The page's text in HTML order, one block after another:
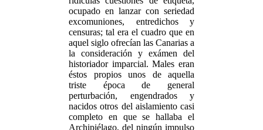
ocupado en lanzar con seriedad
excomuniones, entredichos y
censuras; tal era el cuadro que en
aquel siglo ofrecían las Canarias a
la consideración y exámen del
historiador imparcial. Males eran
éstos propios unos de aquella
triste época de general
perturbación, engendrados y
nacidos otros del aislamiento casi
completo en que se hallaba el
Archipiélago, del ningún impulso